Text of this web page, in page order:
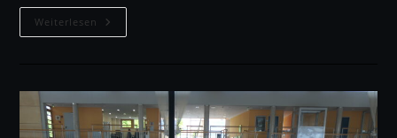
Weiterlesen 19
Mal